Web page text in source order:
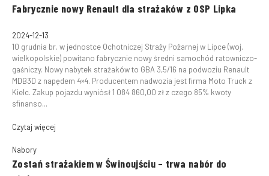
Fabrycznie nowy Renault dla strażaków z OSP Lipka
2024-12-13
10 grudnia br. w jednostce Ochotniczej Straży Pożarnej w Lipce (woj.
wielkopolskie) powitano fabrycznie nowy średni samochód ratowniczo-
gaśniczy. Nowy nabytek strażaków to GBA 3,5/16 na podwoziu Renault
MDB3D z napędem 4×4. Producentem nadwozia jest firma Moto Truck z
Kielc. Zakup pojazdu wyniósł 1 084 860,00 zł z czego 85% kwoty
sfinanso...
Czytaj więcej
Nabory
Zostań strażakiem w Świnoujściu – trwa nabór do